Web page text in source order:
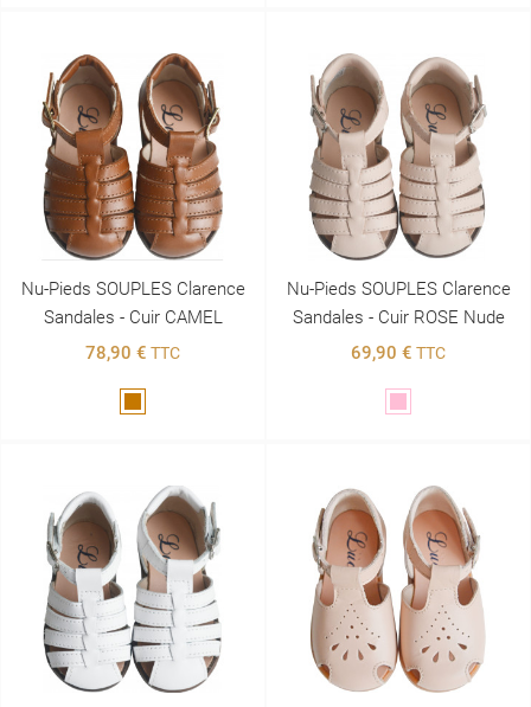
Nu-Pieds SOUPLES Clarence
Sandales - Cuir CAMEL
78,90 € TTC
Nu-Pieds SOUPLES Clarence
Sandales - Cuir ROSE Nude
69,90 € TTC